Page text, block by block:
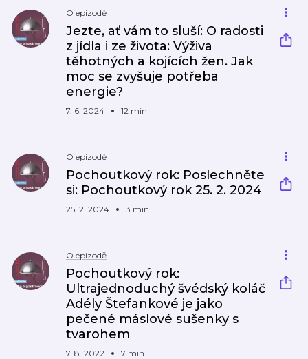
O epizodě
Jezte, ať vám to sluší: O radosti
z jídla i ze života: Výživa
těhotných a kojících žen. Jak
moc se zvyšuje potřeba
energie?
7. 6. 2024 12 min
O epizodě
Pochoutkový rok: Poslechněte
si: Pochoutkový rok 25. 2. 2024
25. 2. 2024 3 min
O epizodě
Pochoutkový rok:
Ultrajednoduchý švédský koláč
Adély Štefankové je jako
pečené máslové sušenky s
tvarohem
7. 8. 2022 7 min